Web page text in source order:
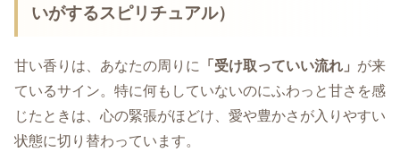
いがするスピリチュアル）
甘い香りは、あなたの周りに 「受け取っていい流れ」 が来
ているサイン。特に何もしていないのにふわっと甘さを感
じたときは、心の緊張がほどけ、愛や豊かさが入りやすい
状態に切り替わっています。